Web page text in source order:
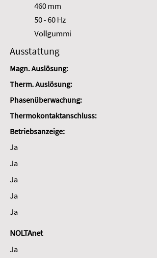
460 mm
50 - 60 Hz
Vollgummi
Ausstattung
Magn. Auslösung:
Therm. Auslösung:
Phasenüberwachung:
Thermokontaktanschluss:
Betriebsanzeige:
Ja
Ja
Ja
Ja
Ja
NOLTAnet
Ja